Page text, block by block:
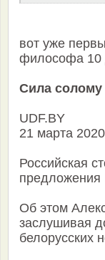
вот уже
философа 10
Сила солому
UDF.BY
21 марта
Российская
предложения
Об этом
заслушивая
белорусских